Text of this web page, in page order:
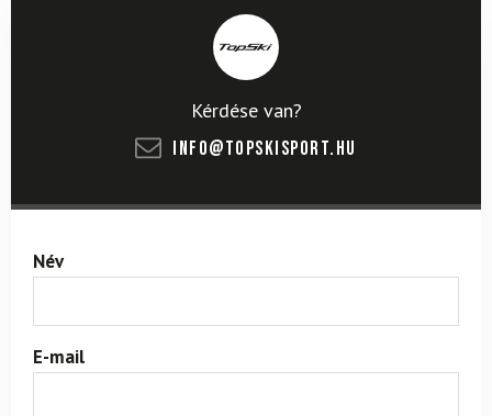
Kérdése van?
info@topskisport.hu
Név
E-mail